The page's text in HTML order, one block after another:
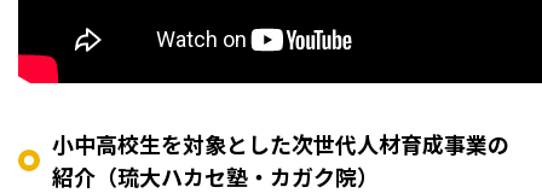
小中高校生を対象とした次世代人材育成事業の
紹介（琉大ハカセ塾・カガク院）